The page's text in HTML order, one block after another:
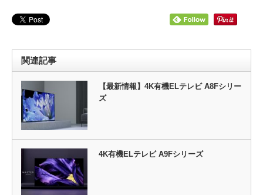
関連記事
【最新情報】4K有機ELテレビ A8Fシリー
ズ
4K有機ELテレビ A9Fシリーズ